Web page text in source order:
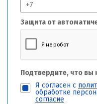
Защита от
Подтвердите, что вы
Я согласен с
обработке
согласие